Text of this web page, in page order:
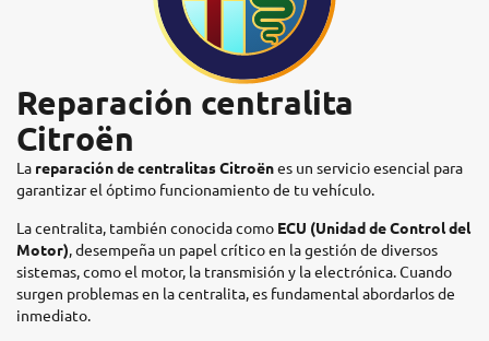
Reparación centralita
Citroën
La reparación de centralitas Citroënes un servicio esencial para
garantizar el óptimo funcionamiento de tu vehículo.
La centralita, también conocida como ECU (Unidad de Control del
Motor), desempeña un papel crítico en la gestión de diversos
sistemas, como el motor, la transmisión y la electrónica. Cuando
surgen problemas en la centralita, es fundamental abordarlos de
inmediato.